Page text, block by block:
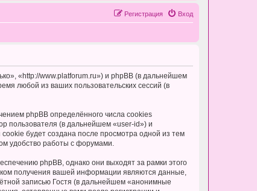
Вход
Регистрация
«http://www.platforum.ru») и phpBB (в дальнейшем
любой из ваших пользовательских сессий (в
phpBB определённого числа cookies
пользователя (в дальнейшем «user-id») и
будет создана после просмотра одной из тем
удобство работы с форумами.
phpBB, однако они выходят за рамки этого
получения вашей информации являются данные,
записью Гостя (в дальнейшем «анонимные